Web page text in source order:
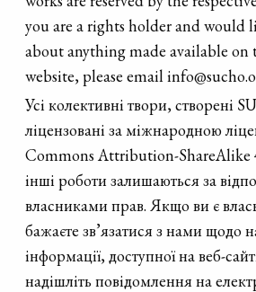
you are a rights holder and would
about anything made available on
website, please email
Усі колективні твори, створені
ліцензовані за міжнародною
Commons Attribution-ShareAlike
інші роботи залишаються за
власниками прав. Якщо ви є
бажаєте зв’язатися з нами щодо
інформації, доступної на веб-
надішліть повідомлення на